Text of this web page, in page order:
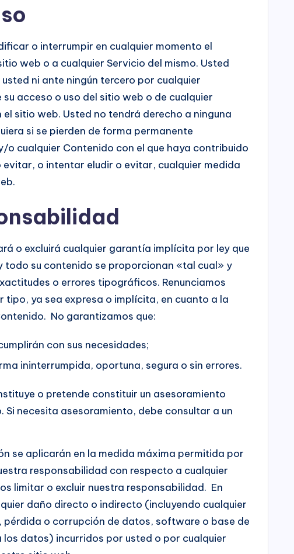
o interrumpir en cualquier momento el
web o a cualquier Servicio del mismo. Usted
ni ante ningún tercero por cualquier
acceso o uso del sitio web o de cualquier
sitio web. Usted no tendrá derecho a ninguna
si se pierden de forma permanente
cualquier Contenido con el que haya contribuido
evitar, o intentar eludir o evitar, cualquier medida
o excluirá cualquier garantía implícita por ley que
todo su contenido se proporcionan «tal cual» y
o errores tipográficos. Renunciamos
ya sea expresa o implícita, en cuanto a la
No garantizamos que:
con sus necesidades;
ininterrumpida, oportuna, segura o sin errores.
o pretende constituir un asesoramiento
necesita asesoramiento, debe consultar a un
se aplicarán en la medida máxima permitida por
responsabilidad con respecto a cualquier
limitar o excluir nuestra responsabilidad. En
daño directo o indirecto (incluyendo cualquier
o corrupción de datos, software o base de
datos) incurridos por usted o por cualquier